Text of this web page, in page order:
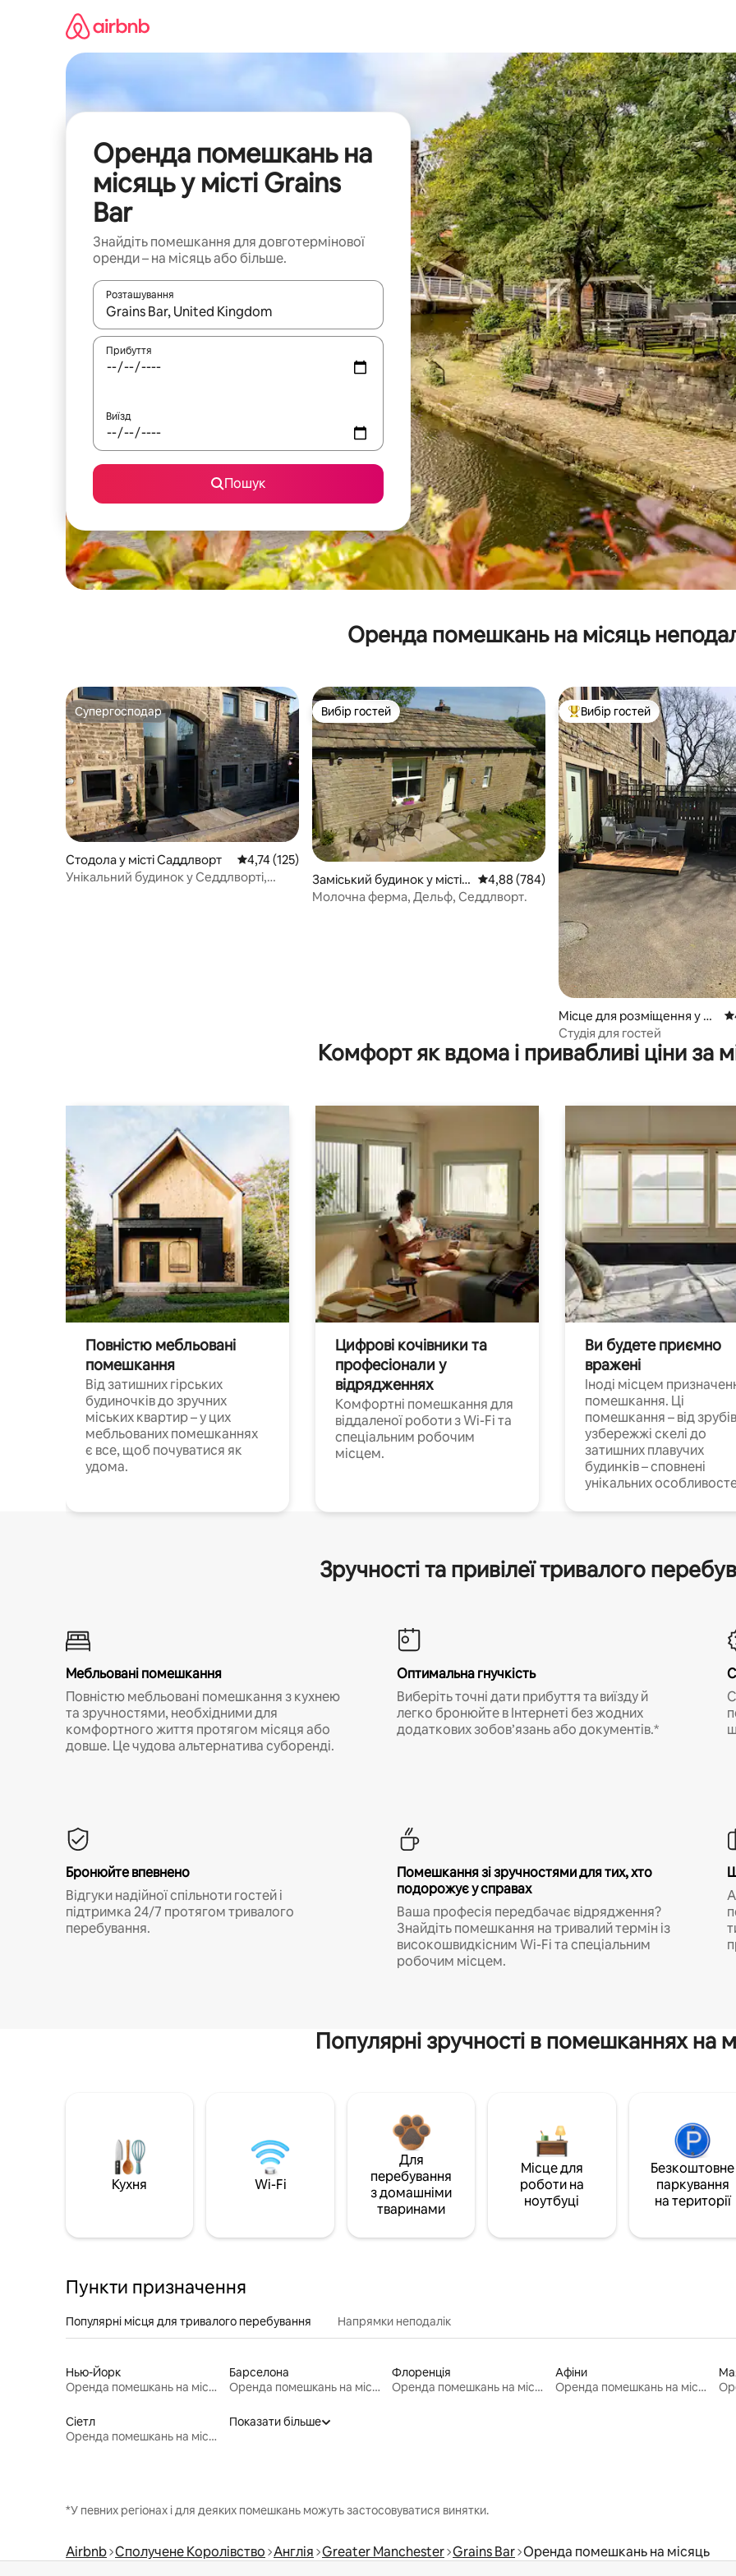
Оренда помешкань на
місяць у місті Grains
Bar
Знайдіть помешкання для довготермінової
оренди – на місяць або більше.
Розташування
Отримавши результати пошуку, використовуйте для навігації сторінкою клавіші зі стрілками вгору та вниз або
Прибуття
Виїзд
Пошук
Оренда помешкань на місяць
Супергосподар
Супергосподар
Стодола у місті Саддлворт Середня оцінка: 4,74 з 5, відгуки: 125
4,74 (125)
Унікальний будинок у Седдлворті,
Вибір гостей
Вибір гостей
Заміський будинок у місті
Саддлворт
Середня оцінка: 4,88 з 5, відгуки: 784
4,88 (784)
Молочна ферма, Дельф, Седдлворт.
Топ вибір гостей
Вибір гостей
Місце для розміщення у мі
сті Саддлворт
Студія для гостей
Комфорт як вдома і привабливі ціни за
Повністю мебльовані
помешкання
Від затишних гірських
будиночків до зручних
міських квартир – у цих
мебльованих помешканнях
є все, щоб почуватися як
удома.
Цифрові кочівники та
професіонали у
відрядженнях
Комфортні помешкання для
віддаленої роботи з Wi-Fi та
спеціальним робочим
місцем.
Ви будете приємно
вражені
Іноді місцем
помешкання. Ці
помешкання – від
узбережжі скелі до
затишних плавучих
будинків – сповнені
унікальних
Зручності та привілеї тривалого
Мебльовані помешкання
Повністю мебльовані помешкання з кухнею
та зручностями, необхідними для
комфортного життя протягом місяця або
довше. Це чудова альтернатива суборенді.
Оптимальна гнучкість
Виберіть точні дати прибуття та виїзду й
легко бронюйте в Інтернеті без жодних
додаткових зобов’язань або документів.*
Бронюйте впевнено
Відгуки надійної спільноти гостей і
підтримка 24/7 протягом тривалого
перебування.
Помешкання зі зручностями для тих, хто
подорожує у справах
Ваша професія передбачає відрядження?
Знайдіть помешкання на тривалий термін із
високошвидкісним Wi-Fi та спеціальним
робочим місцем.
Популярні зручності в помешканнях на
Кухня Wi-Fi
Для
перебування
з домашніми
тваринами
Місце для
роботи на
ноутбуці
Безкоштовне
паркування
на території
Пункти призначення
Популярні місця для тривалого перебування Напрямки неподалік
Нью-Йорк
Оренда помешкань на місяць
Барселона
Оренда помешкань на місяць
Флоренція
Оренда помешкань на місяць
Афіни
Оренда помешкань на місяць
Сіетл
Оренда помешкань на місяць
Показати більше
*У певних регіонах і для деяких помешкань можуть застосовуватися винятки.
Airbnb Сполучене Королівство Англія Greater Manchester Grains Bar Оренда помешкань на місяць